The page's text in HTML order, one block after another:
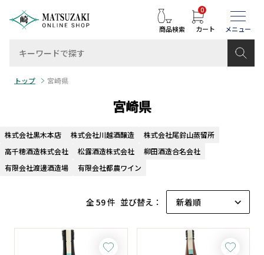
商品検索 カート
0
トップ 宮崎県
宮崎県
株式会社黒木本店 株式会社川越酒醸造
株式会社尾鈴山蒸留所
高千穂酒造株式会社
松露酒造株式会社
柳田酒造合名会社
有限会社渡邊酒造場
有限会社都農ワイン
全 59 件 並び替え：